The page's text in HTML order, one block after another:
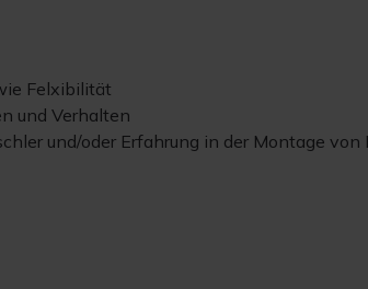
Felxibilität
und Verhalten
und/oder Erfahrung in der Montage von